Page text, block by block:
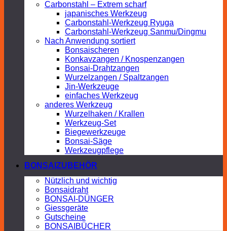
Carbonstahl – Extrem scharf
japanisches Werkzeug
Carbonstahl-Werkzeug Ryuga
Carbonstahl-Werkzeug Sanmu/Dingmu
Nach Anwendung sortiert
Bonsaischeren
Konkavzangen / Knospenzangen
Bonsai-Drahtzangen
Wurzelzangen / Spaltzangen
Jin-Werkzeuge
einfaches Werkzeug
anderes Werkzeug
Wurzelhaken / Krallen
Werkzeug-Set
Biegewerkzeuge
Bonsai-Säge
Werkzeugpflege
BONSAIZUBEHÖR
Nützlich und wichtig
Bonsaidraht
BONSAI-DÜNGER
Giessgeräte
Gutscheine
BONSAIBÜCHER